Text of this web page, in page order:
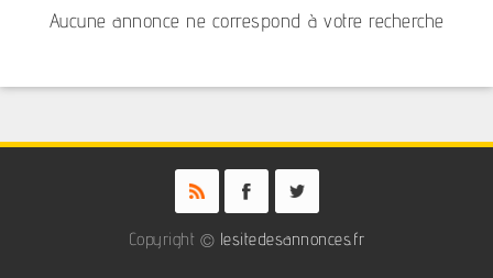
Aucune annonce ne correspond à votre recherche
Copyright © lesitedesannonces.fr